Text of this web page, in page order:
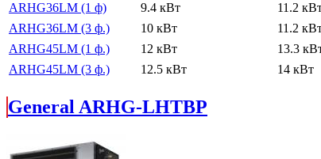
ARHG36LM (1 ф)
9.4 кВт 11.2
ARHG36LM (3 ф.)
10 кВт 11.2
ARHG45LM (1 ф.)
12 кВт 13.3
ARHG45LM (3 ф.)
12.5 кВт 14 кВт
General ARHG-LHTBP